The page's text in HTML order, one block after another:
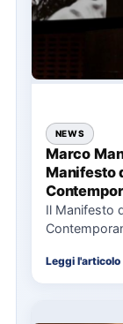
NEWS
Marco
Manifesto
per il
Il Manifesto
Leggi l'articolo